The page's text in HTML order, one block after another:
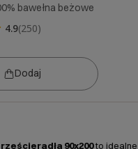
bawełna beżowe
4.9(250)
Dodaj
90x200to idealne